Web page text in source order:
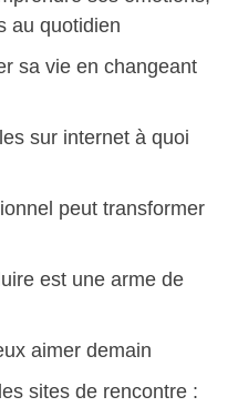
au quotidien
sa vie en changeant
sur internet à quoi
peut transformer
est une arme de
aimer demain
sites de rencontre :